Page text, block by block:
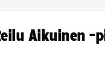
Aikuinen -